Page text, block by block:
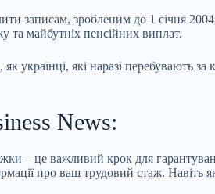
записам, зробленим до 1 січня
та майбутніх пенсійних виплат.
українці, які наразі перебувають
News:
– це важливий крок для
про ваш трудовий стаж. Навіть